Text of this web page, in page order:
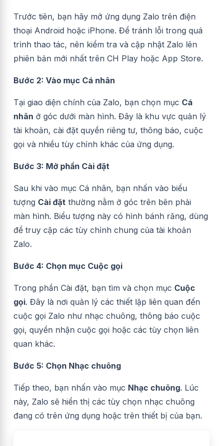
Trước tiên, bạn hãy mở ứng dụng Zalo trên điện
thoại Android hoặc iPhone. Để tránh lỗi trong quá
trình thao tác, nên kiểm tra và cập nhật Zalo lên
phiên bản mới nhất trên CH Play hoặc App Store.
Bước 2: Vào mục Cá nhân
Tại giao diện chính của Zalo, bạn chọn mục Cá
nhân ở góc dưới màn hình. Đây là khu vực quản lý
tài khoản, cài đặt quyền riêng tư, thông báo, cuộc
gọi và nhiều tùy chỉnh khác của ứng dụng.
Bước 3: Mở phần Cài đặt
Sau khi vào mục Cá nhân, bạn nhấn vào biểu
tượng Cài đặt thường nằm ở góc trên bên phải
màn hình. Biểu tượng này có hình bánh răng, dùng
để truy cập các tùy chỉnh chung của tài khoản
Zalo.
Bước 4: Chọn mục Cuộc gọi
Trong phần Cài đặt, bạn tìm và chọn mục Cuộc
gọi. Đây là nơi quản lý các thiết lập liên quan đến
cuộc gọi Zalo như nhạc chuông, thông báo cuộc
gọi, quyền nhận cuộc gọi hoặc các tùy chọn liên
quan khác.
Bước 5: Chọn Nhạc chuông
Tiếp theo, bạn nhấn vào mục Nhạc chuông. Lúc
này, Zalo sẽ hiển thị các tùy chọn nhạc chuông
đang có trên ứng dụng hoặc trên thiết bị của bạn.